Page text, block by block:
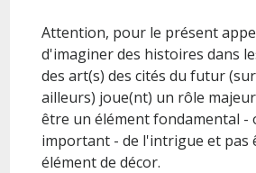
Attention, pour le présent
d'imaginer des histoires dans
des art(s) des cités du futur
ailleurs) joue(nt) un rôle
être un élément fondamental -
important - de l'intrigue et pas
élément de décor.